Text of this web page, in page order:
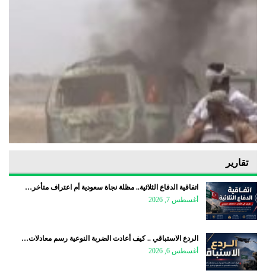
تقارير
اتفاقية الدفاع الثلاثية.. مظلة نجاة سعودية أم اعتراف متأخر…
أغسطس 7, 2026
الردع الاستباقي .. كيف أعادت الضربة النوعية رسم معادلات…
أغسطس 6, 2026